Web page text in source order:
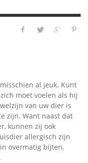
al jeuk. Kunt
moet voelen als hij
van uw dier is
zijn. Want naast dat
kunnen zij ook
allergisch zijn
overmatig bijten,